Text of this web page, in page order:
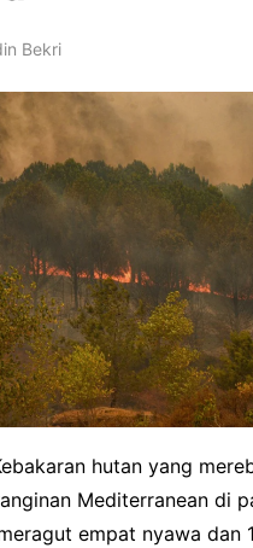
Bekri
hutan yang
Mediterranean di
empat nyawa dan